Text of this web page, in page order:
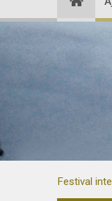
Festival